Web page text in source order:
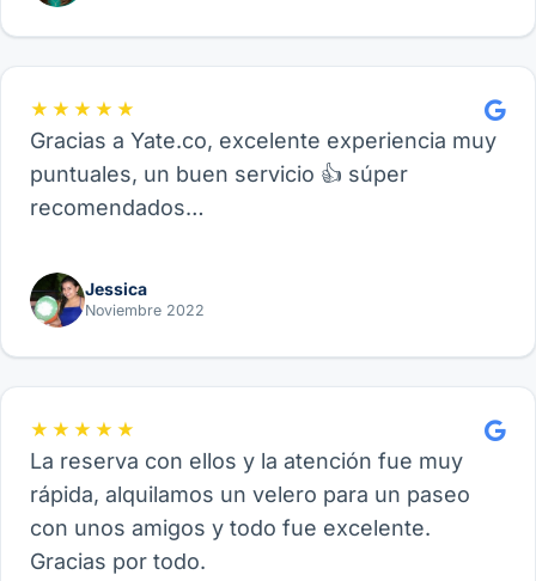
★★★★★
Gracias a Yate.co, excelente experiencia muy
puntuales, un buen servicio 👍 súper
recomendados…
Jessica
Noviembre 2022
★★★★★
La reserva con ellos y la atención fue muy
rápida, alquilamos un velero para un paseo
con unos amigos y todo fue excelente.
Gracias por todo.